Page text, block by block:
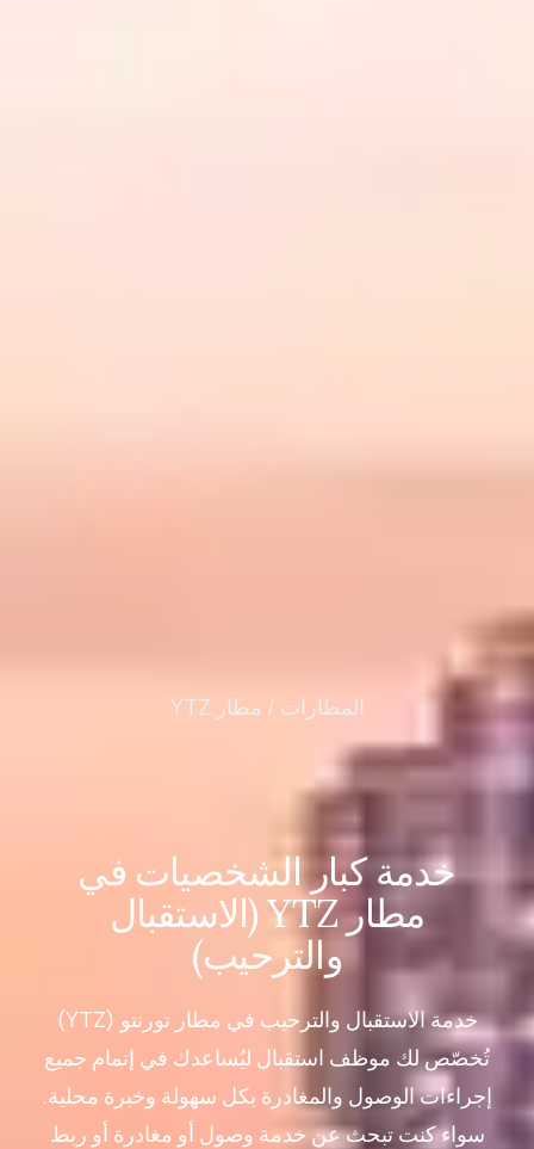
المطارات / مطار YTZ
خدمة كبار الشخصيات في
مطار YTZ (الاستقبال
والترحيب)
خدمة الاستقبال والترحيب في مطار تورنتو (YTZ)
تُخصّص لك موظف استقبال ليُساعدك في إتمام جميع
إجراءات الوصول والمغادرة بكل سهولة وخبرة محلية.
سواء كنت تبحث عن خدمة وصول أو مغادرة أو ربط